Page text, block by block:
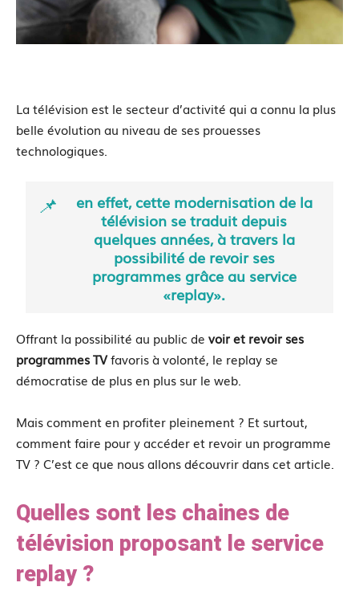
La télévision est le secteur d’activité qui a connu la plus
belle évolution au niveau de ses prouesses
technologiques.
en effet, cette modernisation de la
télévision se traduit depuis
quelques années, à travers la
possibilité de revoir ses
programmes grâce au service
«replay».
Offrant la possibilité au public de voir et revoir ses
programmes TVfavoris à volonté, le replay se
démocratise de plus en plus sur le web.
Mais comment en profiter pleinement ? Et surtout,
comment faire pour y accéder et revoir un programme
TV ? C’est ce que nous allons découvrir dans cet article.
Quelles sont les chaines de
télévision proposant le service
replay ?